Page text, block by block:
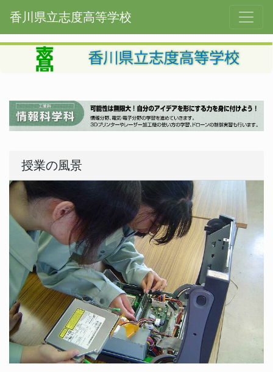
香川県立志度高等学校
授業の風景